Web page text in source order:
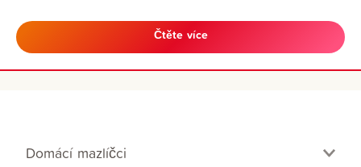
Čtěte více
Domácí mazlíčci